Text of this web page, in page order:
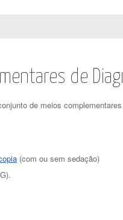
de
de meios
(com ou sem sedação)